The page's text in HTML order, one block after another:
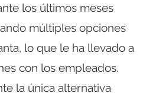
los últimos meses
múltiples opciones
lo que le ha llevado a
con los empleados.
la única alternativa